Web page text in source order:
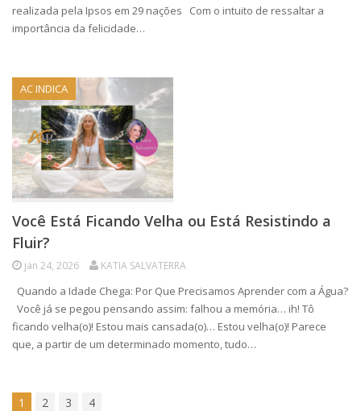
realizada pela Ipsos em 29 nações Com o intuito de ressaltar a
importância da felicidade…
AC INDICA
Você Está Ficando Velha ou Está Resistindo a
Fluir?
jan 24, 2026 KATIA SALVATERRA
Quando a Idade Chega: Por Que Precisamos Aprender com a Água?
Você já se pegou pensando assim: falhou a memória… ih! Tô
ficando velha(o)! Estou mais cansada(o)… Estou velha(o)! Parece
que, a partir de um determinado momento, tudo…
1 2 3 4